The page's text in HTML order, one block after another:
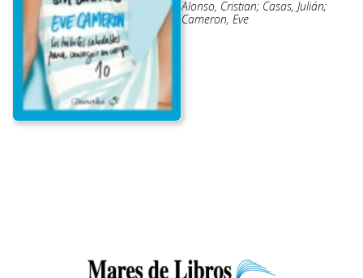
Alonso, Cristian; Casas, Julián;
Cameron, Eve